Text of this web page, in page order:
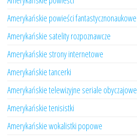
Amerykańskie powieści fantastycznonaukowe
Amerykańskie satelity rozpoznawcze
Amerykańskie strony internetowe
Amerykańskie tancerki
Amerykańskie telewizyjne seriale obyczajowe
Amerykańskie tenisistki
Amerykańskie wokalistki popowe